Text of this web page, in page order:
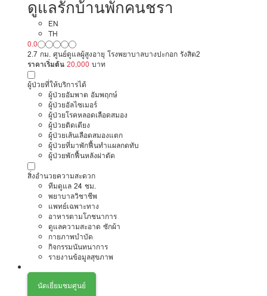
ดูแลรักบ้านพักคนชรา
EN
TH
0.0
2.7 กม. ศูนย์ดูแลผู้สูงอายุ โรงพยาบาลบางปะกอก รังสิต2
ราคาเริ่มต้น 20,000 บาท
ผู้ป่วยที่ให้บริการได้
ผู้ป่วยอัมพาต อัมพฤกษ์
ผู้ป่วยอัลไซเมอร์
ผู้ป่วยโรคหลอดเลือดสมอง
ผู้ป่วยติดเตียง
ผู้ป่วยเส้นเลือดสมองแตก
ผู้ป่วยที่มาพักฟื้นทำแผลกดทับ
ผู้ป่วยพักฟื้นหลังผ่าตัด
สิ่งอำนวยความสะดวก
ทีมดูแล 24 ชม.
พยาบาลวิชาชีพ
แพทย์เฉพาะทาง
อาหารตามโภชนาการ
ดูแลความสะอาด ซักผ้า
กายภาพบำบัด
กิจกรรมนันทนาการ
รายงานข้อมูลสุขภาพ
นัดเยี่ยมชมศูนย์